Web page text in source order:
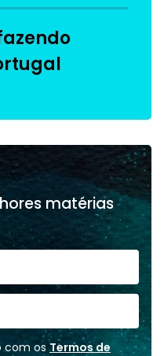
matérias
com os Termos de